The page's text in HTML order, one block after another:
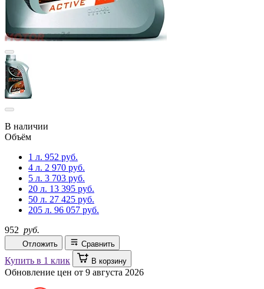
В наличии
Объём
1 л. 952 руб.
4 л. 2 970 руб.
5 л. 3 703 руб.
20 л. 13 395 руб.
50 л. 27 425 руб.
205 л. 96 057 руб.
952 руб.
Отложить Сравнить
Купить в 1 клик В корзину
Обновление цен от 9 августа 2026